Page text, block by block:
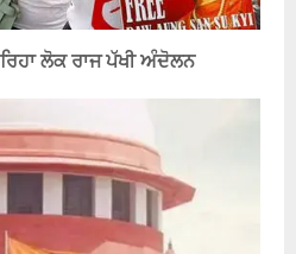
ਲੋਕ ਰਾਜ ਪੱਖੀ ਅੰਦੋਲਨ